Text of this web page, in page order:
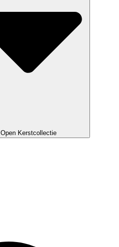
Open Kerstcollectie